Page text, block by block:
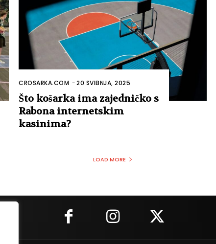
CROSARKA.COM -20 SVIBNJA, 2025
Što košarka ima zajedničko s
Rabona internetskim
kasinima?
LOAD MORE